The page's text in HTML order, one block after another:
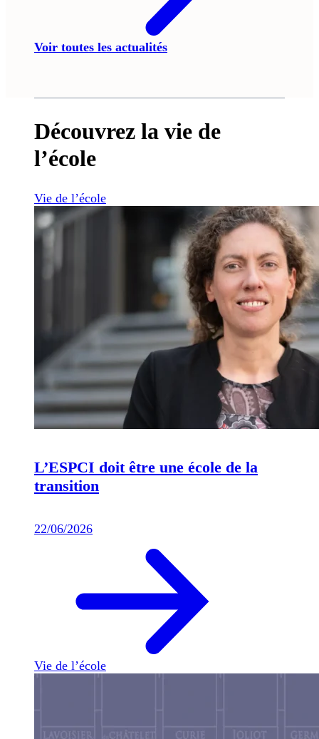
Voir toutes les actualités
Découvrez la vie de
l’école
Vie de l’école
L’ESPCI doit être une école de la
transition
22/06/2026
Vie de l’école